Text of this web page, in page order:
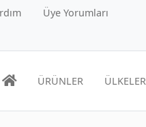
Üye Yorumları
ÜRÜNLER ÜLKELER